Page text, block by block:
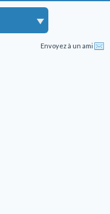
Envoyez à un ami